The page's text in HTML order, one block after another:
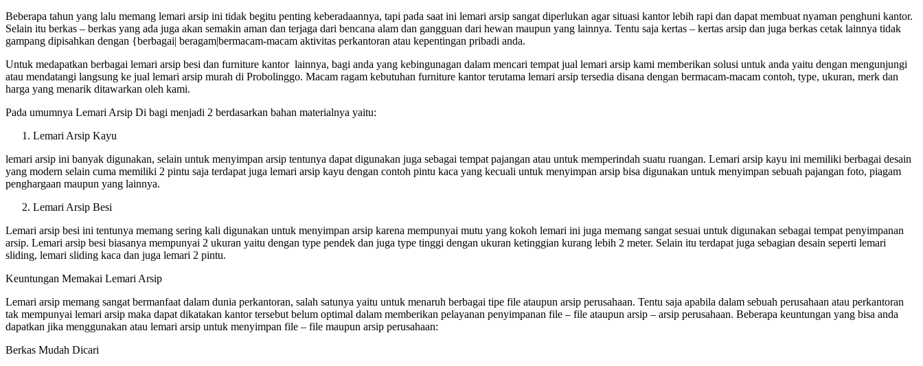
Beberapa tahun yang lalu memang lemari arsip ini tidak begitu penting keberadaannya, tapi pada saat ini lemari arsip sangat diperlukan agar situasi kantor lebih rapi dan dapat membuat nyaman penghuni kantor.
Selain itu berkas – berkas yang ada juga akan semakin aman dan terjaga dari bencana alam dan gangguan dari hewan maupun yang lainnya. Tentu saja kertas – kertas arsip dan juga berkas cetak lainnya tidak
gampang dipisahkan dengan {berbagai| beragam|bermacam-macam aktivitas perkantoran atau kepentingan pribadi anda.
Untuk medapatkan berbagai lemari arsip besi dan furniture kantor lainnya, bagi anda yang kebingunagan dalam mencari tempat jual lemari arsip kami memberikan solusi untuk anda yaitu dengan mengunjungi
atau mendatangi langsung ke jual lemari arsip murah di Probolinggo. Macam ragam kebutuhan furniture kantor terutama lemari arsip tersedia disana dengan bermacam-macam contoh, type, ukuran, merk dan
harga yang menarik ditawarkan oleh kami.
Pada umumnya Lemari Arsip Di bagi menjadi 2 berdasarkan bahan materialnya yaitu:
Lemari Arsip Kayu
lemari arsip ini banyak digunakan, selain untuk menyimpan arsip tentunya dapat digunakan juga sebagai tempat pajangan atau untuk memperindah suatu ruangan. Lemari arsip kayu ini memiliki berbagai desain
yang modern selain cuma memiliki 2 pintu saja terdapat juga lemari arsip kayu dengan contoh pintu kaca yang kecuali untuk menyimpan arsip bisa digunakan untuk menyimpan sebuah pajangan foto, piagam
penghargaan maupun yang lainnya.
Lemari Arsip Besi
Lemari arsip besi ini tentunya memang sering kali digunakan untuk menyimpan arsip karena mempunyai mutu yang kokoh lemari ini juga memang sangat sesuai untuk digunakan sebagai tempat penyimpanan
arsip. Lemari arsip besi biasanya mempunyai 2 ukuran yaitu dengan type pendek dan juga type tinggi dengan ukuran ketinggian kurang lebih 2 meter. Selain itu terdapat juga sebagian desain seperti lemari
sliding, lemari sliding kaca dan juga lemari 2 pintu.
Keuntungan Memakai Lemari Arsip
Lemari arsip memang sangat bermanfaat dalam dunia perkantoran, salah satunya yaitu untuk menaruh berbagai tipe file ataupun arsip perusahaan. Tentu saja apabila dalam sebuah perusahaan atau perkantoran
tak mempunyai lemari arsip maka dapat dikatakan kantor tersebut belum optimal dalam memberikan pelayanan penyimpanan file – file ataupun arsip – arsip perusahaan. Beberapa keuntungan yang bisa anda
dapatkan jika menggunakan atau lemari arsip untuk menyimpan file – file maupun arsip perusahaan:
Berkas Mudah Dicari